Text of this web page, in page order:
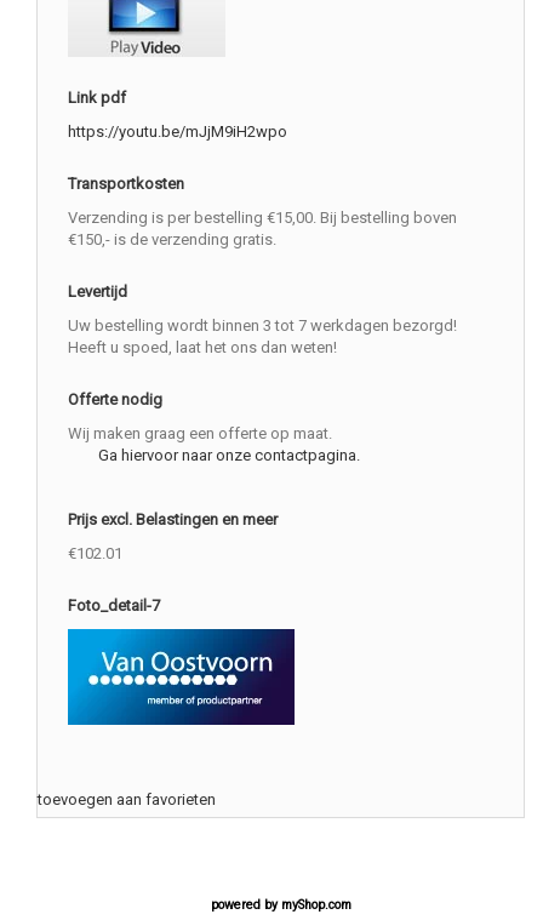
Link pdf
https://youtu.be/mJjM9iH2wpo
Transportkosten
Verzending is per bestelling €15,00. Bij bestelling boven
€150,- is de verzending gratis.
Levertijd
Uw bestelling wordt binnen 3 tot 7 werkdagen bezorgd!
Heeft u spoed, laat het ons dan weten!
Offerte nodig
Wij maken graag een offerte op maat.
Ga hiervoor naar onze contactpagina.
Prijs excl. Belastingen en meer
€102.01
Foto_detail-7
toevoegen aan favorieten
powered by myShop.com